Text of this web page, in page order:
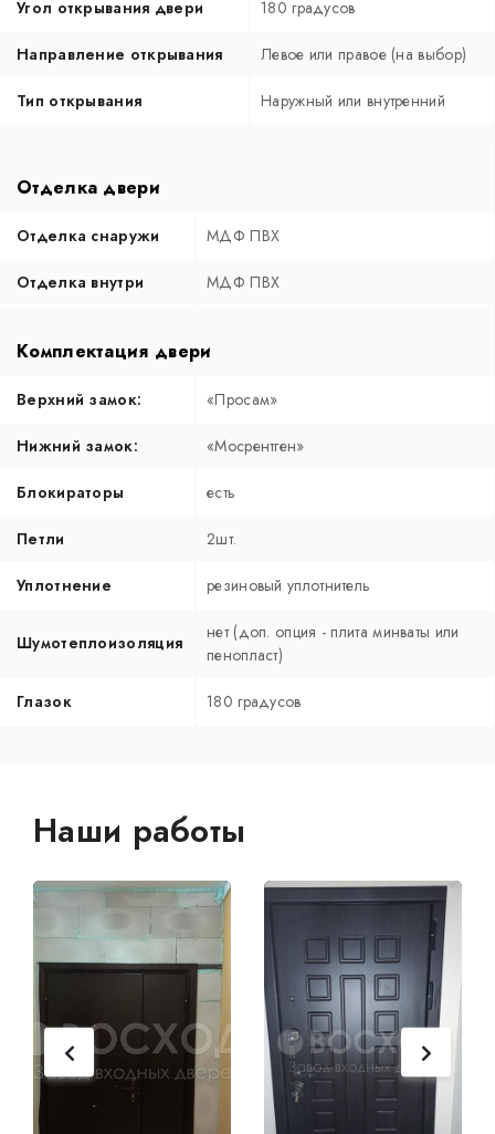
Угол открывания двери 180 градусов
Направление открывания Левое или правое (на выбор)
Тип открывания Наружный или внутренний
Отделка двери
Отделка снаружи МДФ ПВХ
Отделка внутри МДФ ПВХ
Комплектация двери
Верхний замок: «Просам»
Нижний замок: «Мосрентген»
Блокираторы есть
Петли 2шт.
Уплотнение резиновый уплотнитель
Шумотеплоизоляция
нет (доп. опция - плита минваты или
пенопласт)
Глазок 180 градусов
Наши работы